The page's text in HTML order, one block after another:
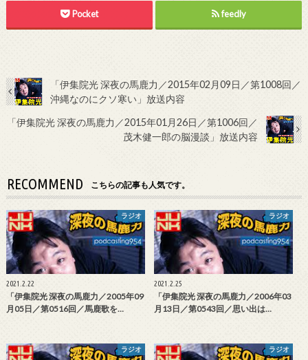
Pocket feedly
「伊集院光 深夜の馬鹿力／2015年02月09日／第1008回／
沖縄なのにクソ寒い」放送内容
「伊集院光 深夜の馬鹿力／2015年01月26日／第1006回／
茂木健一郎の脳漫談」放送内容
RECOMMEND こちらの記事も人気です。
ラジオ
2021.2.22
「伊集院光 深夜の馬鹿力／2005年09
月05日／第0516回／馬鹿歌を…
ラジオ
2021.2.25
「伊集院光 深夜の馬鹿力／2006年03
月13日／第0543回／思い出は…
ラジオ ラジオ